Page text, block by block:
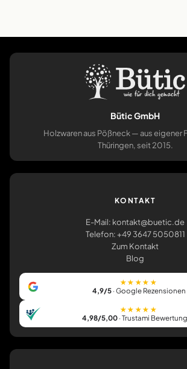
Bütic GmbH
Holzwaren aus Pößneck — aus eigener
Thüringen, seit 2015.
KONTAKT
E-Mail: kontakt@buetic.de
Telefon: +49 3647 5050811
Zum Kontakt
Blog
★★★★★
4,9/5· Google Rezensionen
★★★★★
4,98/5,00· Trustami